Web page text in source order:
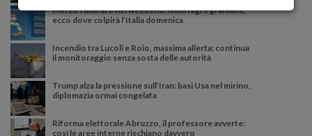
Meteo ribaltato nel weekend: nubifragi e grandine,
ecco dove colpirà l’Italia domenica
Incendio tra Lucoli e Roio, massima allerta: continua
il monitoraggio senza sosta delle autorità
Trump alza la pressione sull’Iran: basi Usa nel mirino,
diplomazia ormai congelata
Riforma elettorale Abruzzo, il professore avverte:
così le aree interne rischiano davvero